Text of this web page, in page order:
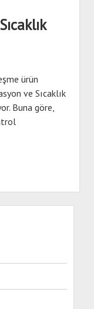
ürün
ve Sıcaklık
Buna göre,